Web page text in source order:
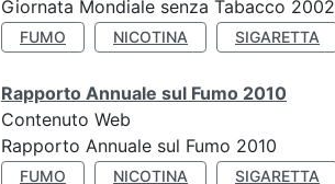
Giornata Mondiale senza Tabacco 2002
FUMO NICOTINA SIGARETTA
Rapporto Annuale sul Fumo 2010
Contenuto Web
Rapporto Annuale sul Fumo 2010
FUMO NICOTINA SIGARETTA